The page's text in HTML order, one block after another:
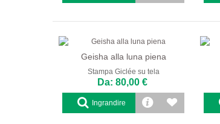
Geisha alla luna piena
Stampa Giclée su tela
Da: 80,00 €
Ingrandire